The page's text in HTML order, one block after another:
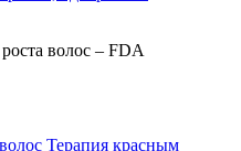
волос – FDA